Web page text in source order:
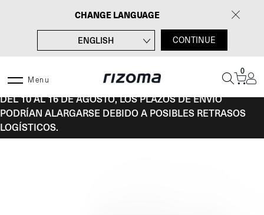
contenido
CHANGE LANGUAGE
ENGLISH
DEUTSCH
ITALIANO
CONTINUE
Menu
0
DEL 10 AL 16 DE AGOSTO, LOS PLAZOS DE ENVÍO
PODRÍAN ALARGARSE DEBIDO A POSIBLES RETRASOS
LOGÍSTICOS.